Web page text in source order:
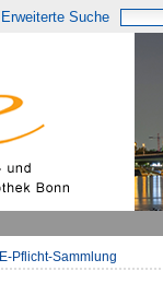
Erweiterte Suche
E-Pflicht-Sammlung